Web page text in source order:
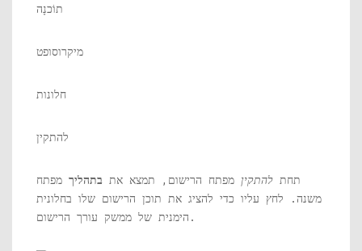
תוֹכנָה
מיקרוסופט
חלונות
להתקין
תחת להתקין מפתח הרישום, תמצא את בתהליך מפתח
משנה. לחץ עליו כדי להציג את תוכן הרישום שלו בחלונית
הימנית של ממשק עורך הרישום.